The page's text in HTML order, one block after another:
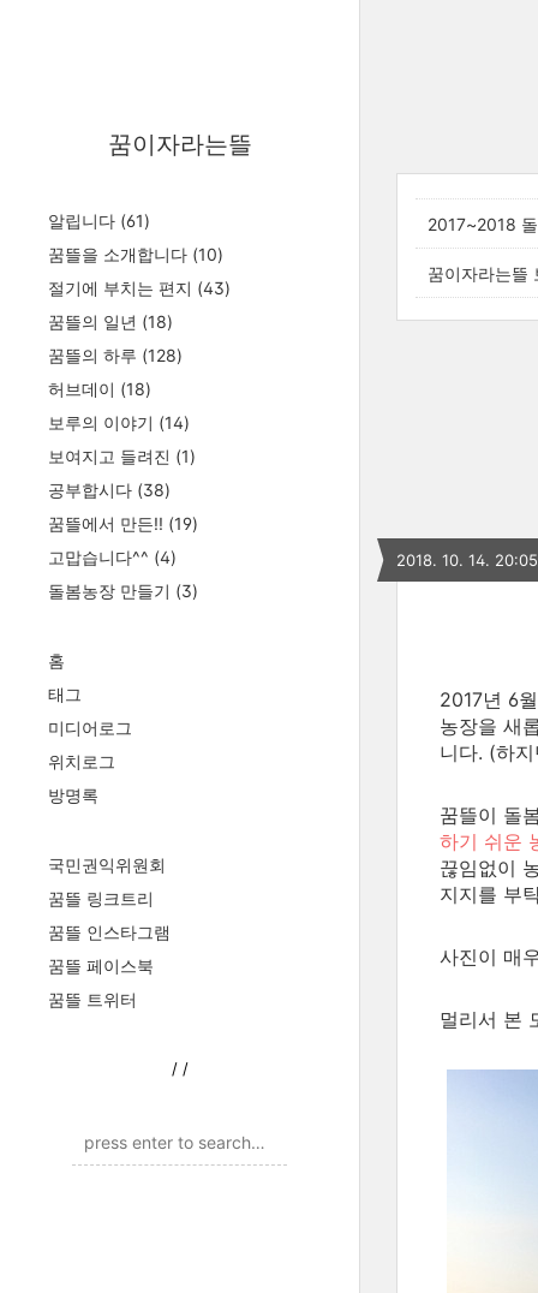
꿈이자라는뜰
알립니다 (61)
꿈뜰을 소개합니다 (10)
절기에 부치는 편지 (43)
꿈뜰의 일년 (18)
꿈뜰의 하루 (128)
허브데이 (18)
보루의 이야기 (14)
보여지고 들려진 (1)
공부합시다 (38)
꿈뜰에서 만든!! (19)
고맙습니다^^ (4)
돌봄농장 만들기 (3)
홈
태그
미디어로그
위치로그
방명록
국민권익위원회
꿈뜰 링크트리
꿈뜰 인스타그램
꿈뜰 페이스북
꿈뜰 트위터
/ /
2017~2018
꿈이자라는뜰
2018. 10. 14. 20:05
2017년 6
농장을 새
니다. (하
꿈뜰이 돌
하기 쉬운
끊임없이
지지를 부
사진이 매
멀리서 본